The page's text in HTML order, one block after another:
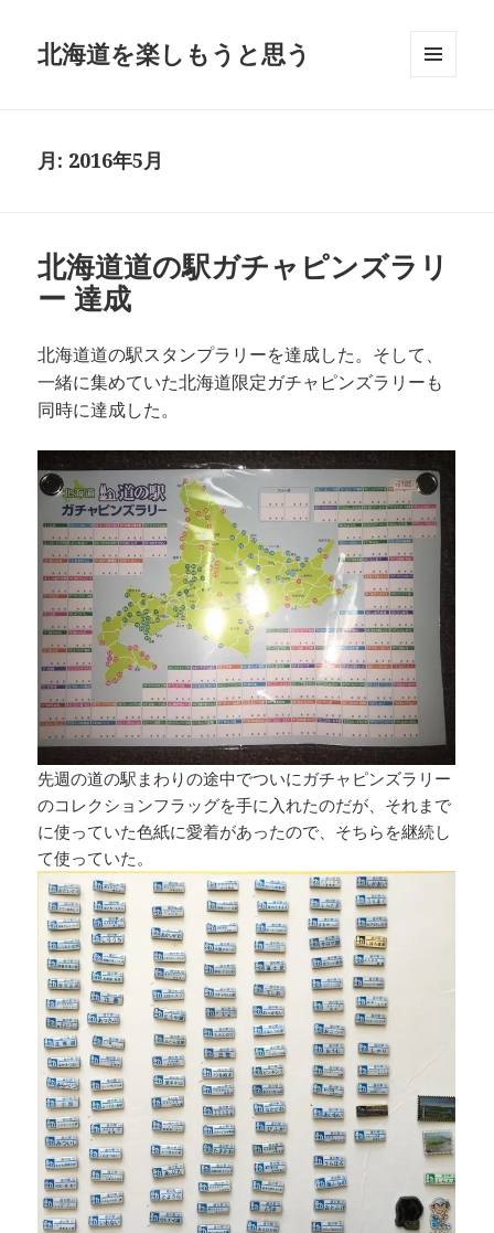
北海道を楽しもうと思う
月: 2016年5月
北海道道の駅ガチャピンズラリ
ー 達成
北海道道の駅スタンプラリーを達成した。そして、
一緒に集めていた北海道限定ガチャピンズラリーも
同時に達成した。
先週の道の駅まわりの途中でついにガチャピンズラリー
のコレクションフラッグを手に入れたのだが、それまで
に使っていた色紙に愛着があったので、そちらを継続し
て使っていた。